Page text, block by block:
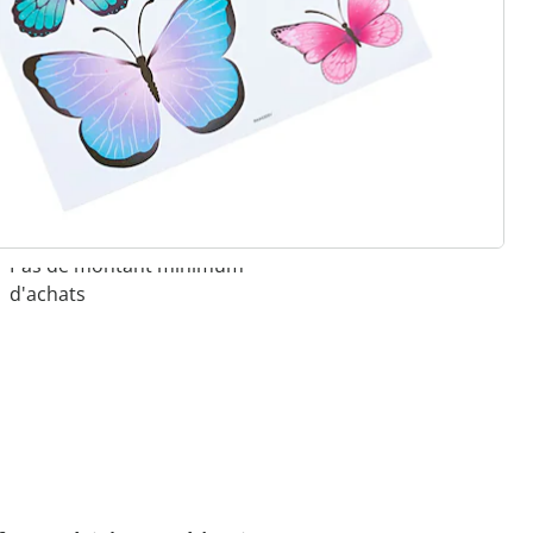
de choisir
& Confort”
Paiement sur facture sans
Pas de montant minimum
d'achats